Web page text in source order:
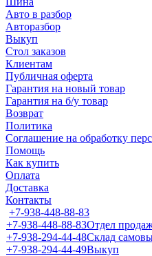
Авто в разбор
Авторазбор
Выкуп
Стол заказов
Клиентам
Публичная оферта
Гарантия на новый товар
Гарантия на б/у товар
Возврат
Политика
Соглашение на обработку
Помощь
Как купить
Оплата
Доставка
Контакты
+7-938-448-88-83
+7-938-448-88-83Отдел
+7-938-294-44-48Склад
+7-938-294-44-49Выкуп